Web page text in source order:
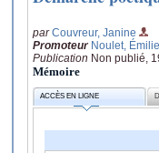
parCouvreur, Janine
Promoteur Noulet, Émilie
Publication Non publié,
Mémoire
ACCÈS EN LIGNE